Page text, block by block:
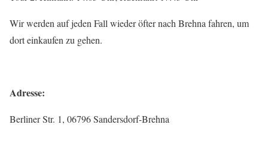
Wir werden auf jeden Fall wieder öfter nach Brehna fahren, um
dort einkaufen zu gehen.
Adresse:
Berliner Str. 1, 06796 Sandersdorf-Brehna